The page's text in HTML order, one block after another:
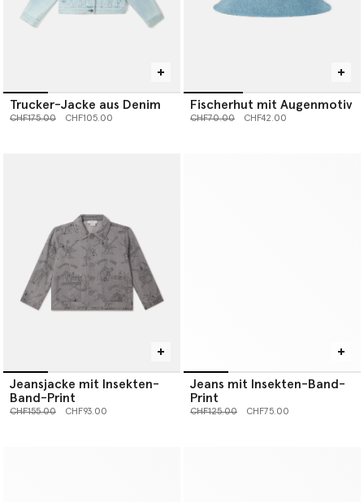
Trucker-Jacke aus Denim
Preis reduziert von
CHF175.00bisCHF105.00
Fischerhut mit Augenmotiv
Preis reduziert von
CHF70.00bisCHF42.00
Jeansjacke mit Insekten-
Band-Print
Preis reduziert von
CHF155.00bisCHF93.00
Jeans mit Insekten-Band-
Print
Preis reduziert von
CHF125.00bisCHF75.00